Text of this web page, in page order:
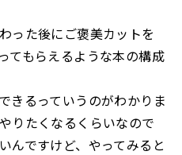
た後にご褒美カットを
てもらえるような本の構成
るっていうのがわかりま
りたくなるくらいなので
んですけど、やってみると